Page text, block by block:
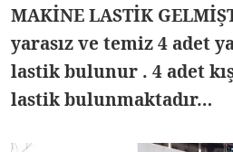
MAKİNE LASTİK
yarasız ve temiz 4 adet
lastik bulunur . 4 adet
lastik bulunmaktadır…